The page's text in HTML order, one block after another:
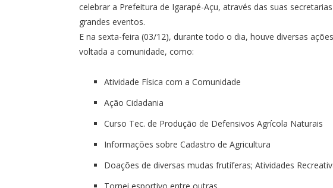
celebrar a Prefeitura de Igarapé-Açu, através das suas
grandes eventos.
E na sexta-feira (03/12), durante todo o dia, houve diversas
voltada a comunidade, como:
Atividade Física com a Comunidade
Ação Cidadania
Curso Tec. de Produção de Defensivos Agrícola Naturais
Informações sobre Cadastro de Agricultura
Doações de diversas mudas frutíferas; Atividades